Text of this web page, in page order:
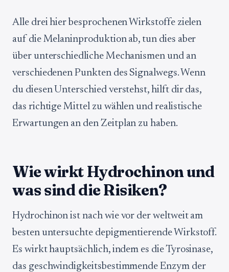
Alle drei hier besprochenen Wirkstoffe zielen
auf die Melaninproduktion ab, tun dies aber
über unterschiedliche Mechanismen und an
verschiedenen Punkten des Signalwegs. Wenn
du diesen Unterschied verstehst, hilft dir das,
das richtige Mittel zu wählen und realistische
Erwartungen an den Zeitplan zu haben.
Wie wirkt Hydrochinon und
was sind die Risiken?
Hydrochinon ist nach wie vor der weltweit am
besten untersuchte depigmentierende Wirkstoff.
Es wirkt hauptsächlich, indem es die Tyrosinase,
das geschwindigkeitsbestimmende Enzym der